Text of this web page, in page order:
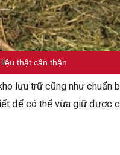
thật cẩn thận
lưu trữ cũng như chuẩn
để có thể vừa giữ được